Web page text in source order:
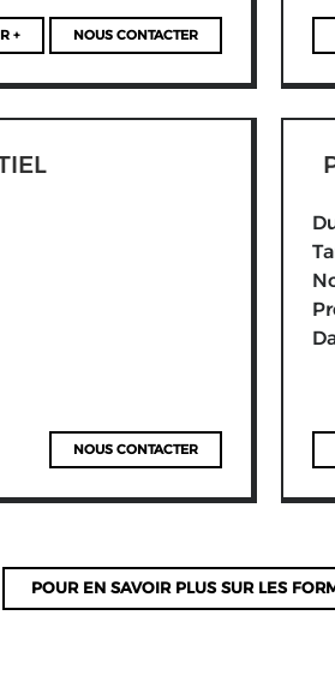
NOUS CONTACTER
+
NOUS CONTACTER
POUR EN SAVOIR PLUS SUR LES
« Créer,
animer